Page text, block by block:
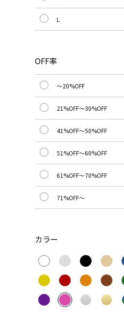
L
OFF率
～20%OFF
21%OFF～30%OFF
41%OFF～50%OFF
51%OFF～60%OFF
61%OFF～70%OFF
71%OFF～
カラー